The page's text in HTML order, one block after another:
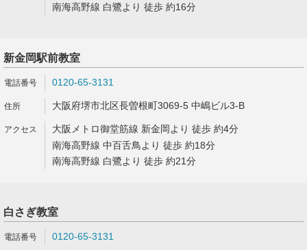
南海高野線 白鷺より 徒歩 約16分
新金岡駅前教室
0120-65-3131
大阪府堺市北区長曽根町3069-5 中嶋ビル3-B
大阪メトロ御堂筋線 新金岡より 徒歩 約4分
南海高野線 中百舌鳥より 徒歩 約18分
南海高野線 白鷺より 徒歩 約21分
白さぎ教室
0120-65-3131